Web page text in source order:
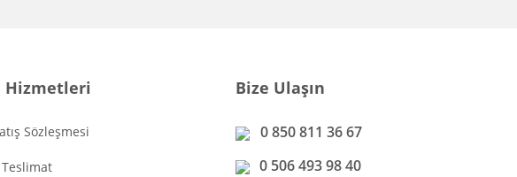
Hizmetleri
Sözleşmesi
Bize Ulaşın
0 850 811 36 67
0 506 493 98 40